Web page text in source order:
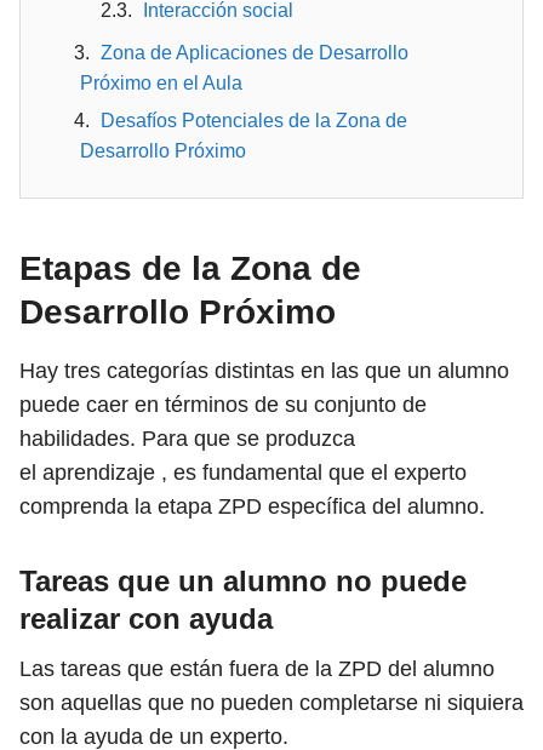
Interacción social
Zona de Aplicaciones de Desarrollo
Próximo en el Aula
Desafíos Potenciales de la Zona de
Desarrollo Próximo
Etapas de la Zona de
Desarrollo Próximo
Hay tres categorías distintas en las que un alumno
puede caer en términos de su conjunto de
habilidades. Para que se produzca
el aprendizaje , es fundamental que el experto
comprenda la etapa ZPD específica del alumno.
Tareas que un alumno no puede
realizar con ayuda
Las tareas que están fuera de la ZPD del alumno
son aquellas que no pueden completarse ni siquiera
con la ayuda de un experto.